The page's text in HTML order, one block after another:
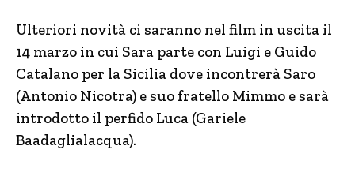
Ulteriori novità ci saranno nel film in uscita il
14 marzo in cui Sara parte con Luigi e Guido
Catalano per la Sicilia dove incontrerà Saro
(Antonio Nicotra) e suo fratello Mimmo e sarà
introdotto il perfido Luca (Gariele
Baadaglialacqua).